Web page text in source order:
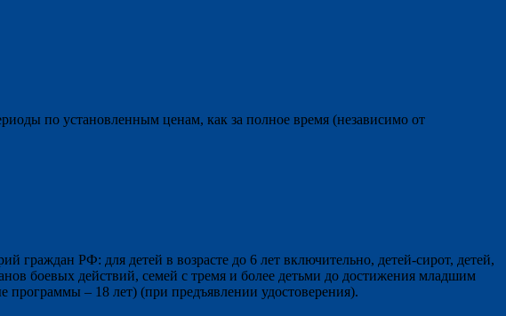
по установленным ценам, как за полное время (независимо от
граждан РФ: для детей в возрасте до 6 лет включительно, детей-сирот, детей,
боевых действий, семей с тремя и более детьми до достижения младшим
программы – 18 лет) (при предъявлении удостоверения).